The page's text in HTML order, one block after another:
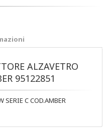
ALZAVETRO
95122851
SERIE C COD.AMBER